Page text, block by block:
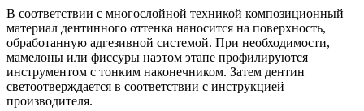
В соответствии с многослойной техникой композиционный
материал дентинного оттенка наносится на поверхность,
обработанную адгезивной системой. При необходимости,
мамелоны или фиссуры наэтом этапе профилируются
инструментом с тонким наконечником. Затем дентин
светоотверждается в соответствии с инструкцией
производителя.